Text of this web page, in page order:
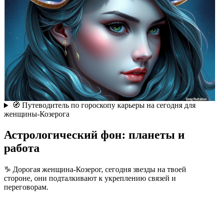
🧭 Путеводитель по гороскопу карьеры на сегодня для
женщины-Козерога
Астрологический фон: планеты и
работа
♑️ Дорогая женщина-Козерог, сегодня звезды на твоей
стороне, они подталкивают к укреплению связей и
переговорам.